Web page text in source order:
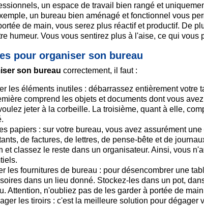
un espace de travail bien rangé et
un bureau bien aménagé et fonctionnel vous
de main, vous serez plus réactif et productif. De
humeur. Vous vous sentirez plus à l'aise, ce qui
pour organiser son bureau
son bureau correctement, il faut :
les éléments inutiles : débarrassez entièrement votre
comprend les objets et documents dont vous
jeter à la corbeille. La troisième, quant à elle,
papiers : sur votre bureau, vous avez assurément
de factures, de lettres, de pense-bête et de
et classez le reste dans un organisateur. Ainsi, vous
les fournitures de bureau : pour désencombrer une
dans un lieu donné. Stockez-les dans un pot,
Attention, n'oubliez pas de les garder à portée de
les tiroirs : c'est la meilleure solution pour dégager